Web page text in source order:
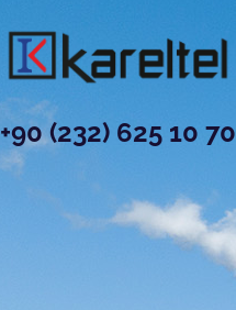
+90 (232) 625 10 70